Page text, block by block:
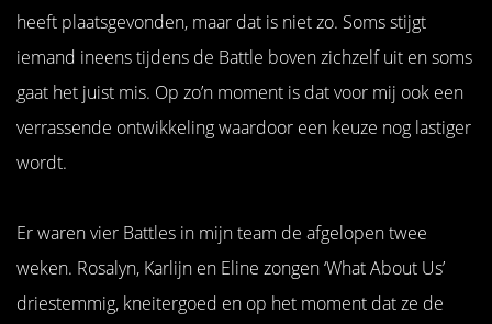
heeft plaatsgevonden, maar dat is niet zo. Soms stijgt
iemand ineens tijdens de Battle boven zichzelf uit en soms
gaat het juist mis. Op zo’n moment is dat voor mij ook een
verrassende ontwikkeling waardoor een keuze nog lastiger
wordt.
Er waren vier Battles in mijn team de afgelopen twee
weken. Rosalyn, Karlijn en Eline zongen ‘What About Us’
driestemmig, kneitergoed en op het moment dat ze de